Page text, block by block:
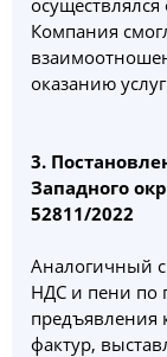
Компания
оказанию
3.
Западного
52811/2022
Аналогичный
НДС и пени по
предъявления
фактур,